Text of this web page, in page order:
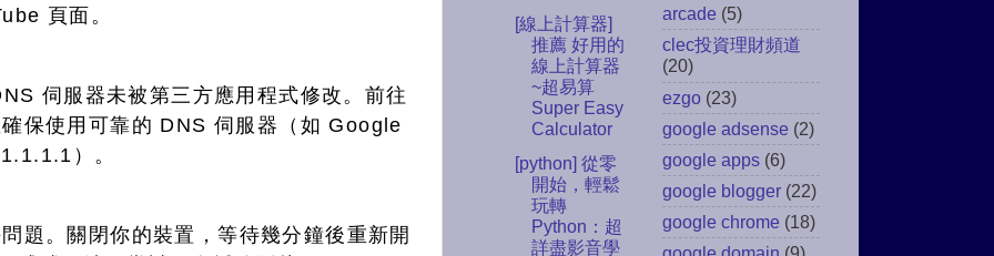
頁面。
伺服器未被第三方應用程式修改。前往
保使用可靠的 DNS 伺服器（如 Google
）。
題。關閉你的裝置，等待幾分鐘後重新開
[線上計算器]
推薦 好用的
線上計算器
~超易算
Super Easy
Calculator
[python] 從零
開始，輕鬆
玩轉
Python：超
詳盡影音學
arcade (5)
clec投資理財頻道
(20)
ezgo (23)
google adsense (2)
google apps (6)
google blogger (22)
google chrome (18)